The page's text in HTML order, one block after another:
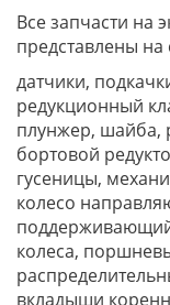
Все запчасти на
представлены
датчики,
редукционный
плунжер, шайба,
бортовой
гусеницы,
колесо
колеса,
вкладыши